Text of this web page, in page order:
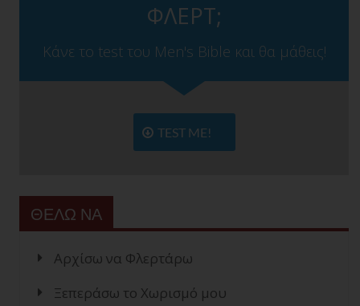
ΦΛΕΡΤ;
Κάνε το test του Men's Bible και θα μάθεις!
TEST ME!
ΘΕΛΩ ΝΑ
Αρχίσω να Φλερτάρω
Ξεπεράσω το Χωρισμό μου